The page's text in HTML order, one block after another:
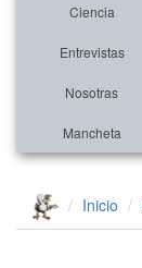
Ciencia
Entrevistas
Nosotras
Mancheta
Inicio